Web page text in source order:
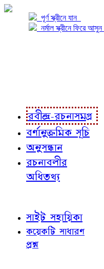
পূর্ণ স্ক্রীনে যান
নর্মাল স্ক্রীনে ফিরে আসুন
রবীন্দ্র-রচনাসমগ্র
বর্ণানুক্রমিক সূচি
অনুসন্ধান
রচনাবলীর
অধিতথ্য
সাইট সহায়িকা
কয়েকটি সাধারণ
প্রশ্ন